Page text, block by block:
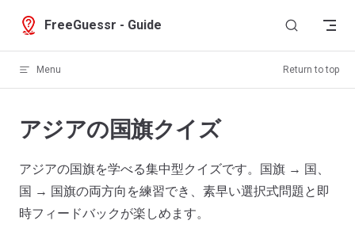
Skip to content
FreeGuessr - Guide
Menu Return to top
アジアの国旗クイズ
アジアの国旗を学べる集中型クイズです。国旗 → 国、
国 → 国旗の両方向を練習でき、素早い選択式問題と即
時フィードバックが楽しめます。